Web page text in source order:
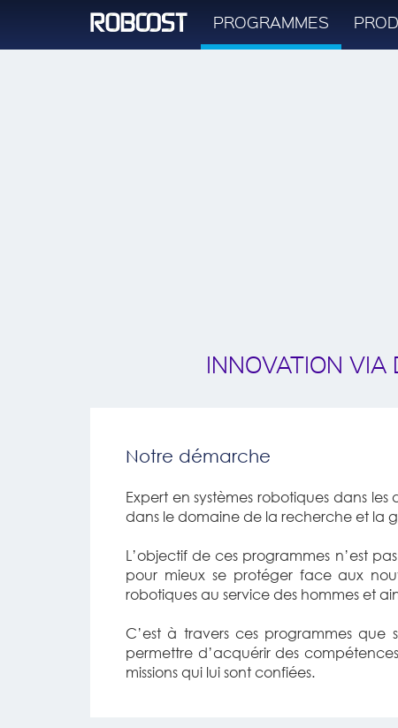
SOCIÉTÉ PROGRAMMES
INNOVATION VIA
Notre démarche
Expert en systèmes robotiques dans
dans le domaine de la recherche et la
L’objectif de ces programmes n’est
pour mieux se protéger face aux
robotiques au service des hommes et
C’est à travers ces programmes que
permettre d’acquérir des
missions qui lui sont confiées.